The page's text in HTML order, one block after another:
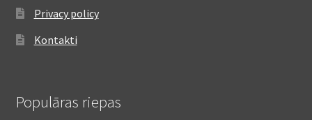
Privacy policy
Kontakti
Populāras riepas